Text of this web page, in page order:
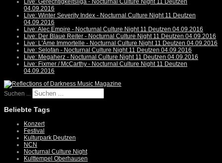
Live: Gerechtigkeitsliga - Nocturnal Culture Night 11 Deutzen
04.09.2016
Live: Winter Severity Index - Nocturnal Culture Night 11 Deutzen
04.09.2016
Live: Alec Empire - Nocturnal Culture Night 11 Deutzen 04.09.2016
Live: Der Blaue Reiter - Nocturnal Culture Night 11 Deutzen 04.09.2016
Live: L'Âme Immortelle - Nocturnal Culture Night 11 Deutzen 04.09.2016
Live: Selofan - Nocturnal Culture Night 11 Deutzen 04.09.2016
Live: Megaherz - Nocturnal Culture Night 11 Deutzen 04.09.2016
Live: Fixmer / McCarthy - Nocturnal Culture Night 11 Deutzen
04.09.2016
Suchen ...
Beliebte Tags
Konzert
Festival
Kulturpark Deutzen
NCN
Nocturnal Culture Night
Kulttempel Oberhausen